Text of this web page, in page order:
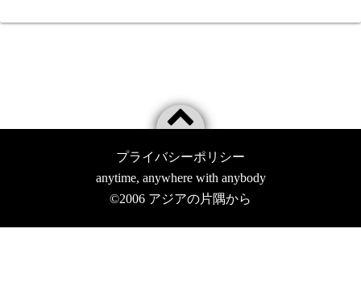
プライバシーポリシー
anytime, anywhere with anybody
©2006 アジアの片隅から